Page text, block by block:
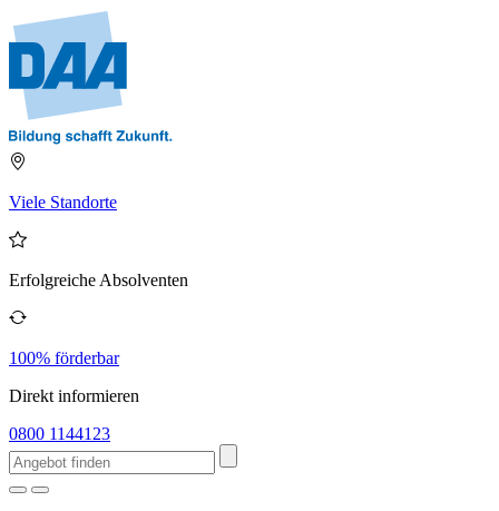
Viele Standorte
Erfolgreiche Absolventen
100% förderbar
Direkt informieren
0800 1144123